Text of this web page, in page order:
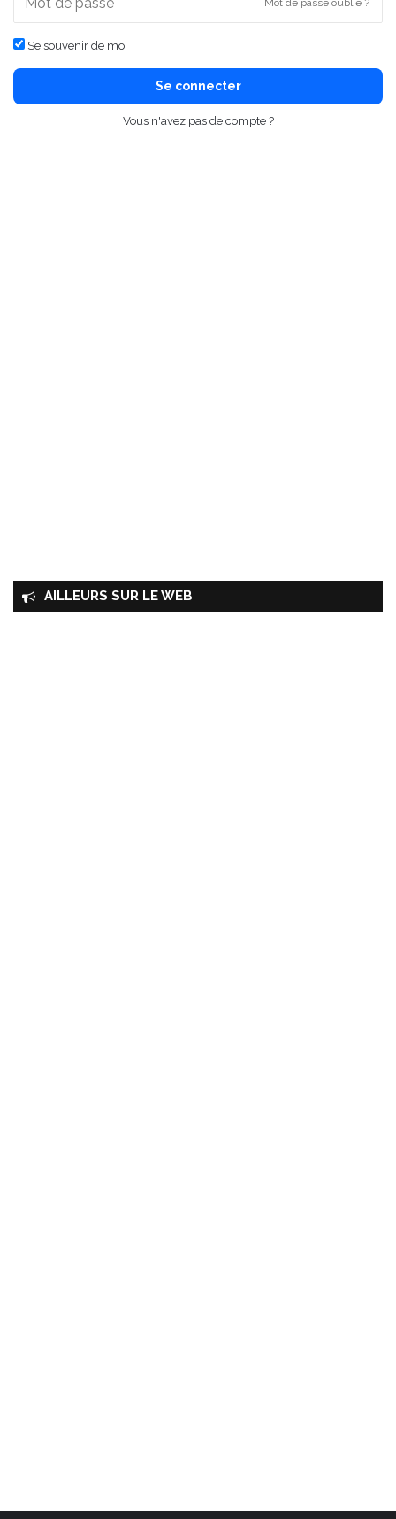
Mot de passe oublié ?
Se souvenir de moi
Se connecter
Vous n'avez pas de compte ?
AILLEURS SUR LE WEB